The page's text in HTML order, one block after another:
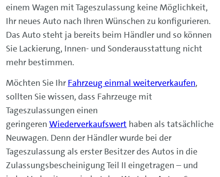
einem Wagen mit Tageszulassung keine Möglichkeit,
Ihr neues Auto nach Ihren Wünschen zu konfigurieren.
Das Auto steht ja bereits beim Händler und so können
Sie Lackierung, Innen- und Sonderausstattung nicht
mehr bestimmen.
Möchten Sie Ihr Fahrzeug einmal weiterverkaufen,
sollten Sie wissen, dass Fahrzeuge mit
Tageszulassungen einen
geringeren Wiederverkaufswert haben als tatsächliche
Neuwagen. Denn der Händler wurde bei der
Tageszulassung als erster Besitzer des Autos in die
Zulassungsbescheinigung Teil II eingetragen – und